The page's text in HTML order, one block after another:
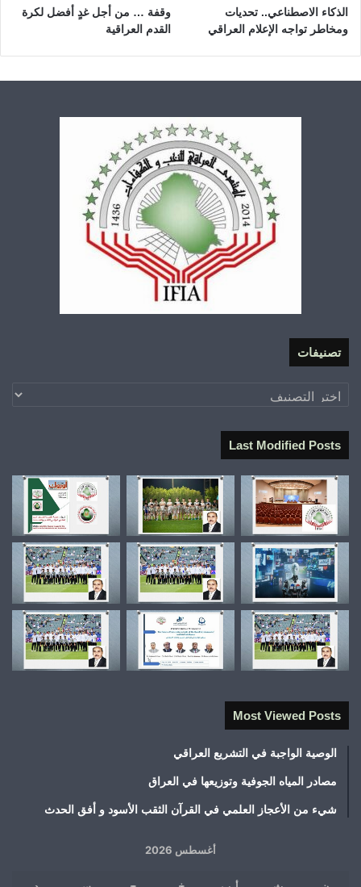
الذكاء الاصطناعي.. تحديات
ومخاطر تواجه الإعلام العراقي
وقفة … من أجل غدٍ أفضل لكرة
القدم العراقية
تصنيفات
تصنيفات
Last Modified Posts
Most Viewed Posts
الوصية الواجبة في التشريع العراقي
مصادر المياه الجوفية وتوزيعها في العراق
شيء من الأعجاز العلمي في القرآن الثقب الأسود و أفق الحدث
أغسطس 2026